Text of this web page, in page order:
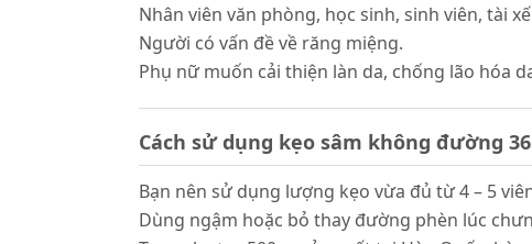
Nhân viên văn phòng, học sinh, sinh viên, tài
Người có vấn đề về răng miệng.
Phụ nữ muốn cải thiện làn da, chống lão hóa
Cách sử dụng kẹo sâm không đường
Bạn nên sử dụng lượng kẹo vừa đủ từ 4 – 5
Dùng ngậm hoặc bỏ thay đường phèn lúc